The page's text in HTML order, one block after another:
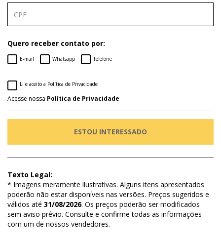
Quero receber contato por:
E-mail Whatsapp Telefone
Li e aceito a Política de Privacidade
Acesse nossa Política de Privacidade
ESTOU INTERESSADO
Texto Legal:
* Imagens meramente ilustrativas. Alguns itens apresentados
poderão não estar disponíveis nas versões. Preços sugeridos e
válidos até 31/08/2026. Os preços poderão ser modificados
sem aviso prévio. Consulte e confirme todas as informações
com um de nossos vendedores.